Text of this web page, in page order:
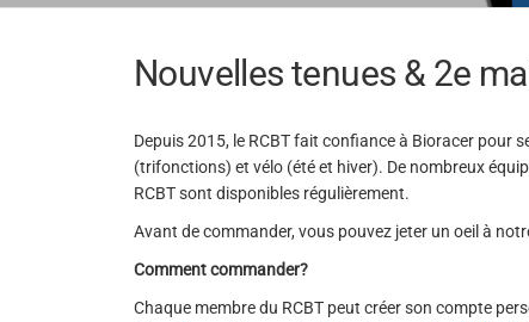
Nouvelles tenues & 2e
Depuis 2015, le RCBT fait confiance à Bioracer pour
(trifonctions) et vélo (été et hiver). De nombreux
RCBT sont disponibles régulièrement.
Avant de commander, vous pouvez jeter un oeil à
Comment commander?
Chaque membre du RCBT peut créer son compte